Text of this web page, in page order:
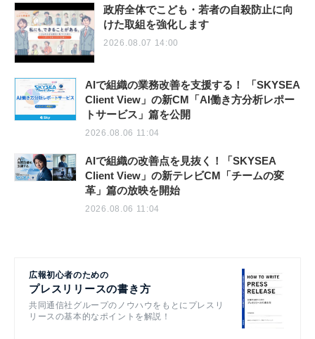
政府全体でこども・若者の自殺防止に向
けた取組を強化します
2026.08.07 14:00
AIで組織の業務改善を支援する！ 「SKYSEA
Client View」の新CM「AI働き方分析レポー
トサービス」篇を公開
2026.08.06 11:04
AIで組織の改善点を見抜く！「SKYSEA
Client View」の新テレビCM「チームの変
革」篇の放映を開始
2026.08.06 11:04
広報初心者のための
プレスリリースの書き方
共同通信社グループのノウハウをもとにプレスリ
リースの基本的なポイントを解説！